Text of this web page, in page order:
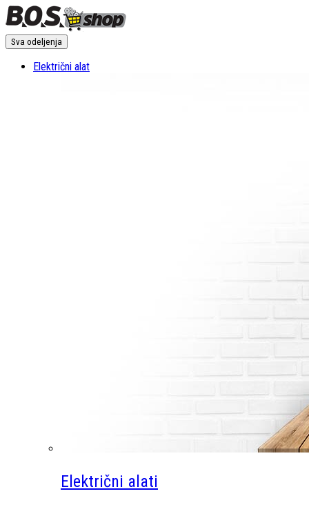
Sva odeljenja
Električni alat
Električni alati